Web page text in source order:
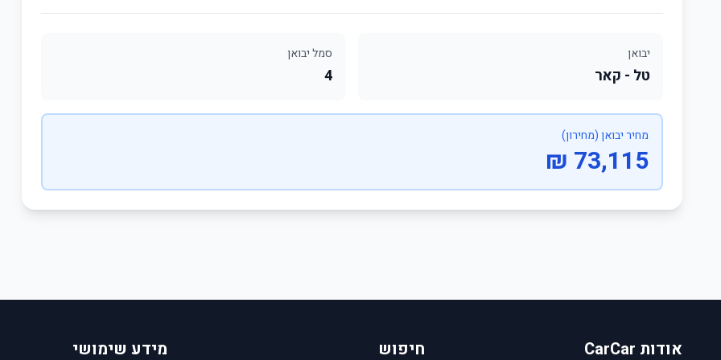
יבואן
טל - קאר
סמל יבואן
4
מחיר יבואן (מחירון)
73,115 ₪
אודות CarCar חיפוש מידע שימושי